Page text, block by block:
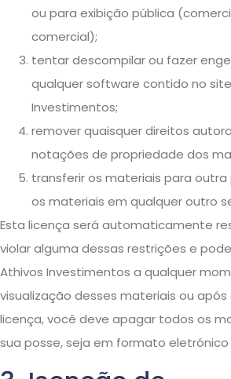
ou para exibição pública
comercial);
tentar descompilar ou fazer
qualquer software contido no
Investimentos;
remover quaisquer direitos
notações de propriedade dos
transferir os materiais para outra
os materiais em qualquer outro
Esta licença será automaticamente
violar alguma dessas restrições e
Athivos Investimentos a qualquer
visualização desses materiais ou
licença, você deve apagar todos os
sua posse, seja em formato eletrónico